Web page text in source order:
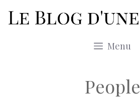
au
Menu
People